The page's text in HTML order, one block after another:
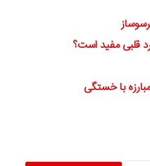
قلبی مفید است؟
با خستگی